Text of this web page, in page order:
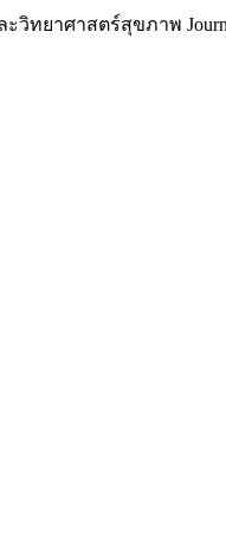
ศาสตร์สุขภาพ Journal